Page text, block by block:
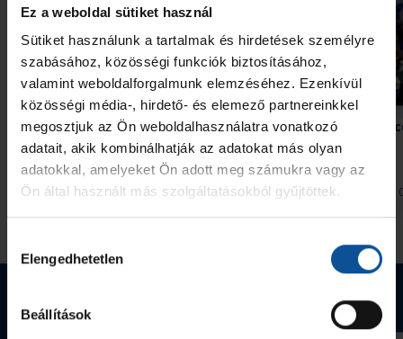
Ez a weboldal sütiket használ
Sütiket használunk a tartalmak és hirdetések személyre
szabásához, közösségi funkciók biztosításához,
valamint weboldalforgalmunk elemzéséhez. Ezenkívül
közösségi média-, hirdető- és elemező partnereinkkel
megosztjuk az Ön weboldalhasználatra vonatkozó
adatait, akik kombinálhatják az adatokat más olyan
adatokkal, amelyeket Ön adott meg számukra vagy az
Ön által használt más szolgáltatásokból gyűjtöttek.
kiválasztása
Elengedhetetlen
Beállítások
Handball Family 2026. aug. 05.
Szabó „Sonka” Lászlóra
szavazhatunk
Handball Family 2026. aug.
Kedden újabb
Arénában